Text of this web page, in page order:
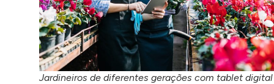
Jardineiros de diferentes gerações com tablet digital